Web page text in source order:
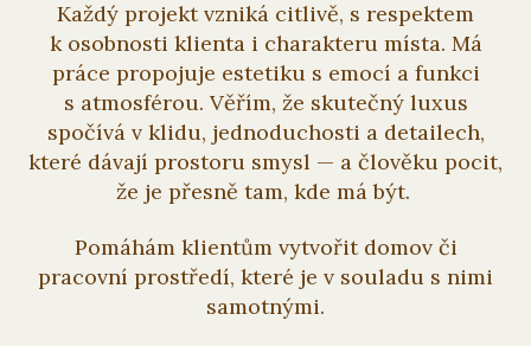
Každý projekt vzniká citlivě, s respektem
k osobnosti klienta i charakteru místa. Má
práce propojuje estetiku s emocí a funkci
s atmosférou. Věřím, že skutečný luxus
spočívá v klidu, jednoduchosti a detailech,
které dávají prostoru smysl — a člověku pocit,
že je přesně tam, kde má být.
Pomáhám klientům vytvořit domov či
pracovní prostředí, které je v souladu s nimi
samotnými.